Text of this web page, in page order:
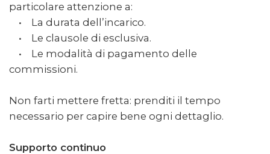
particolare attenzione a:
• La durata dell’incarico.
• Le clausole di esclusiva.
• Le modalità di pagamento delle
commissioni.
Non farti mettere fretta: prenditi il tempo
necessario per capire bene ogni dettaglio.
Supporto continuo